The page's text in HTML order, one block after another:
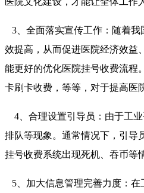
3、全面落实宣传工作：随着我
效提高，从而促进医院经济效益
能更好的优化医院挂号收费流程
卡刷卡收费，等等，对于提高医
4、合理设置引导员：由于工
排队等现象。通常情况下，引导
挂号收费系统出现死机、吞币等
5、加大信息管理完善力度：在